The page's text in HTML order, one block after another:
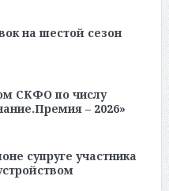
на шестой сезон
СКФО по числу
– 2026»
супруге участника